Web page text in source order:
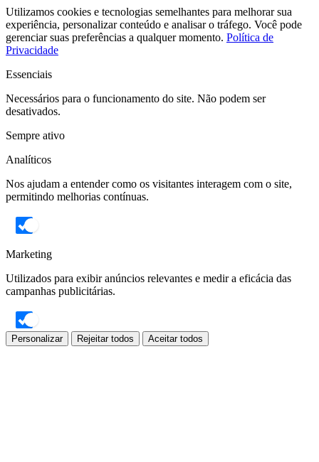
Utilizamos cookies e tecnologias semelhantes para melhorar sua
experiência, personalizar conteúdo e analisar o tráfego. Você pode
gerenciar suas preferências a qualquer momento. Política de
Privacidade
Essenciais
Necessários para o funcionamento do site. Não podem ser
desativados.
Sempre ativo
Analíticos
Nos ajudam a entender como os visitantes interagem com o site,
permitindo melhorias contínuas.
Marketing
Utilizados para exibir anúncios relevantes e medir a eficácia das
campanhas publicitárias.
Personalizar Rejeitar todos Aceitar todos